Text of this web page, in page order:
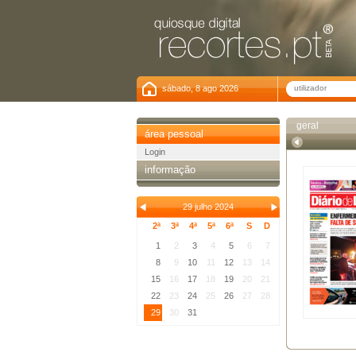
sábado, 8 ago 2026
área pessoal
Login
informação
29 julho 2024
2ª
3ª 4ª 5ª 6ª S D
1 2 3 4 5 6
7
8
9 10 11 12 13
14
15
16 17 18 19 20
21
22
23 24 25 26 27
28
29
30 31
geral